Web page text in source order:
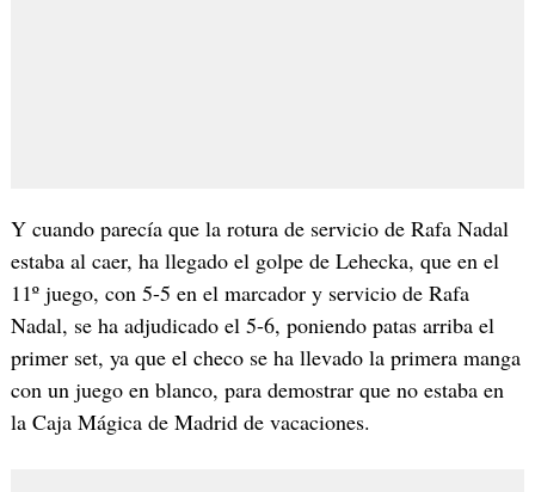
Y cuando parecía que la rotura de servicio de Rafa Nadal
estaba al caer, ha llegado el golpe de Lehecka, que en el
11º juego, con 5-5 en el marcador y servicio de Rafa
Nadal, se ha adjudicado el 5-6, poniendo patas arriba el
primer set, ya que el checo se ha llevado la primera manga
con un juego en blanco, para demostrar que no estaba en
la Caja Mágica de Madrid de vacaciones.